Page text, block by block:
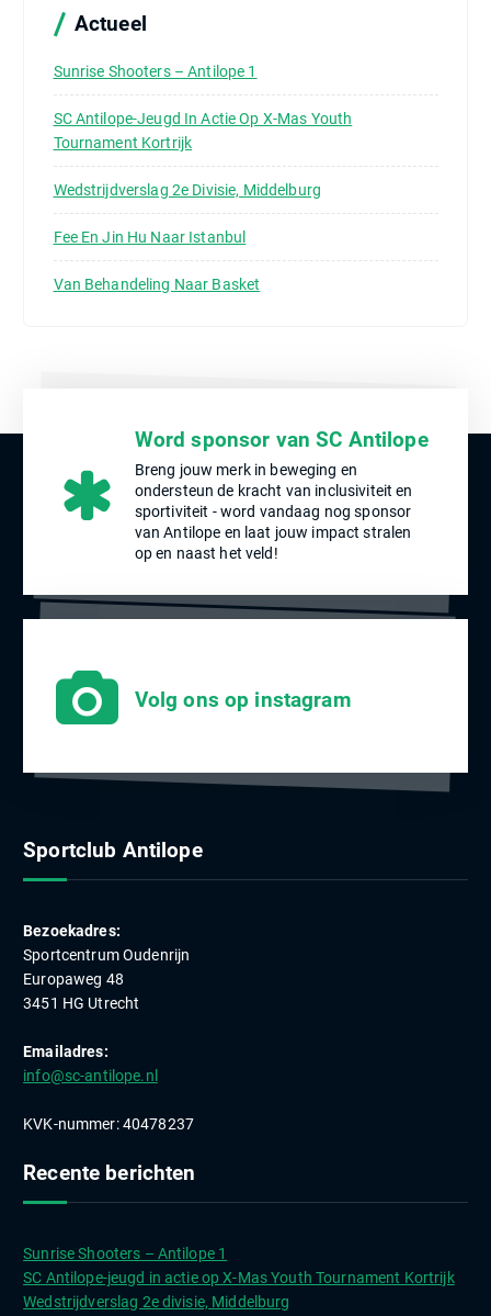
a
r
:
Actueel
Sunrise Shooters – Antilope 1
SC Antilope-Jeugd In Actie Op X-Mas Youth
Tournament Kortrijk
Wedstrijdverslag 2e Divisie, Middelburg
Fee En Jin Hu Naar Istanbul
Van Behandeling Naar Basket
Word sponsor van SC Antilope
Breng jouw merk in beweging en
ondersteun de kracht van inclusiviteit en
sportiviteit - word vandaag nog sponsor
van Antilope en laat jouw impact stralen
op en naast het veld!
Volg ons op instagram
Sportclub Antilope
Bezoekadres:
Sportcentrum Oudenrijn
Europaweg 48
3451 HG Utrecht
Emailadres:
info@sc-antilope.nl
KVK-nummer: 40478237
Recente berichten
Sunrise Shooters – Antilope 1
SC Antilope-jeugd in actie op X-Mas Youth Tournament Kortrijk
Wedstrijdverslag 2e divisie, Middelburg